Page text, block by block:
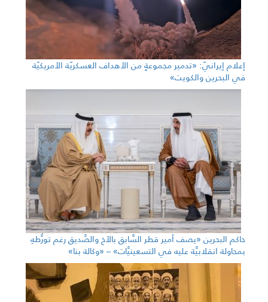
إعلام إيرانيّ: «تدمير مجموعةٍ من الأهداف العسكريّة الأمريكيّة
في البحرين والكويت»
حاكم البحرين «يصف أمير قطر السَّابق بالأخ والصَّديق رغم تورُّطهِ
بمحاولة انقلابيَّة عليه في التسعينيَّات» – «وكالة بنا»